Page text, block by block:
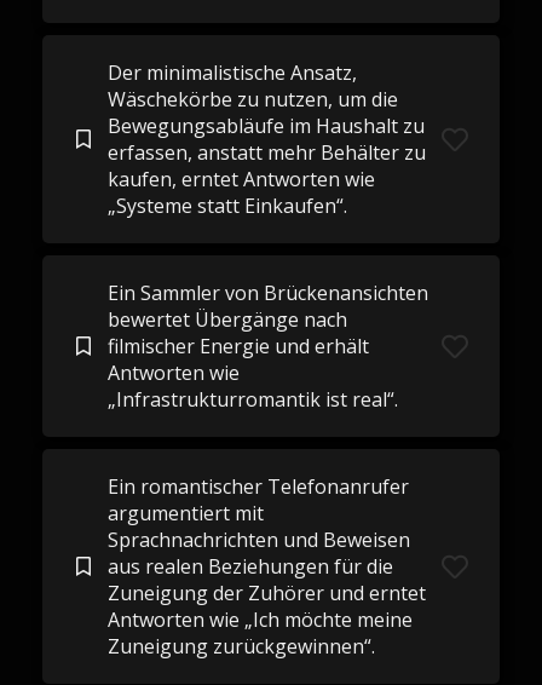
Der minimalistische Ansatz,
Wäschekörbe zu nutzen, um die
Bewegungsabläufe im Haushalt zu
erfassen, anstatt mehr Behälter zu
kaufen, erntet Antworten wie
„Systeme statt Einkaufen“.
Ein Sammler von Brückenansichten
bewertet Übergänge nach
filmischer Energie und erhält
Antworten wie
„Infrastrukturromantik ist real“.
Ein romantischer Telefonanrufer
argumentiert mit
Sprachnachrichten und Beweisen
aus realen Beziehungen für die
Zuneigung der Zuhörer und erntet
Antworten wie „Ich möchte meine
Zuneigung zurückgewinnen“.